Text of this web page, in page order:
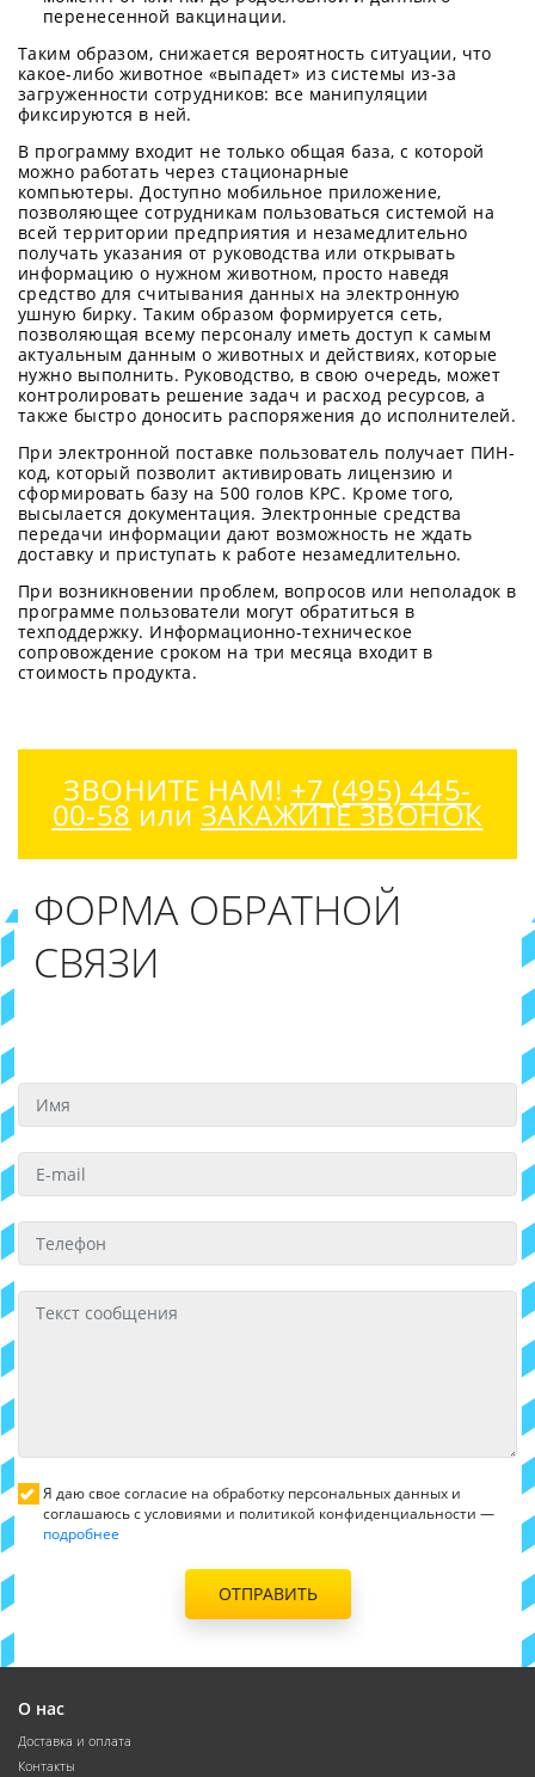
перенесенной вакцинации.
Таким образом, снижается вероятность ситуации, что
какое-либо животное «выпадет» из системы из-за
загруженности сотрудников: все манипуляции
фиксируются в ней.
В программу входит не только общая база, с которой
можно работать через стационарные
компьютеры. Доступно мобильное приложение,
позволяющее сотрудникам пользоваться системой на
всей территории предприятия и незамедлительно
получать указания от руководства или открывать
информацию о нужном животном, просто наведя
средство для считывания данных на электронную
ушную бирку. Таким образом формируется сеть,
позволяющая всему персоналу иметь доступ к самым
актуальным данным о животных и действиях, которые
нужно выполнить. Руководство, в свою очередь, может
контролировать решение задач и расход ресурсов, а
также быстро доносить распоряжения до исполнителей.
При электронной поставке пользователь получает ПИН-
код, который позволит активировать лицензию и
сформировать базу на 500 голов КРС. Кроме того,
высылается документация. Электронные средства
передачи информации дают возможность не ждать
доставку и приступать к работе незамедлительно.
При возникновении проблем, вопросов или неполадок в
программе пользователи могут обратиться в
техподдержку. Информационно-техническое
сопровождение сроком на три месяца входит в
стоимость продукта.
ЗВОНИТЕ НАМ! +7 (495) 445-
00-58 илиЗАКАЖИТЕ ЗВОНОК
ФОРМА ОБРАТНОЙ
СВЯЗИ
Я даю свое согласие на обработку персональных данных и
соглашаюсь с условиями и политикой конфиденциальности —
подробнее
ОТПРАВИТЬ
О нас
Доставка и оплата
Контакты